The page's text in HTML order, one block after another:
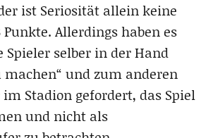
ist Seriosität allein keine
Allerdings haben es
Spieler selber in der Hand
machen“ und zum anderen
Stadion gefordert, das Spiel
und nicht als